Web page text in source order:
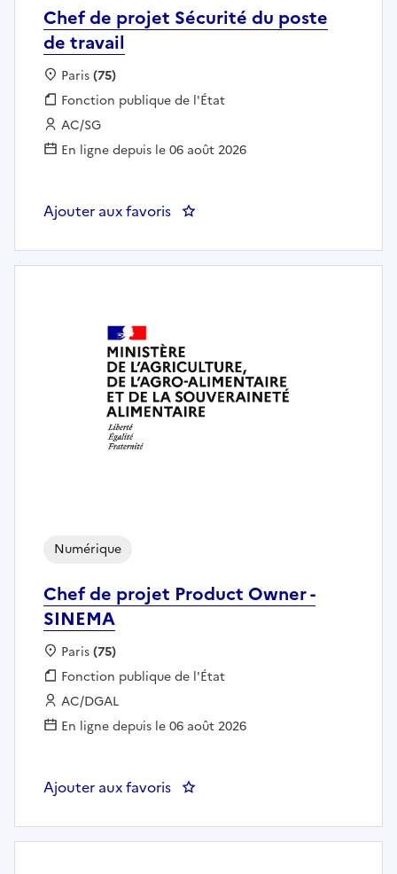
Chef de projet Sécurité du poste
de travail
Localisation :
Paris(75)
Fonction publique :
Fonction publique de l'État
Employeur :
AC/SG
En ligne depuis le 06 août 2026
Ajouter aux favoris : Chef de projet Sécurité du
Chef de projet Product Owner -
SINEMA
Numérique
Localisation :
Paris(75)
Fonction publique :
Fonction publique de l'État
Employeur :
AC/DGAL
En ligne depuis le 06 août 2026
Ajouter aux favoris : Chef de projet Product Owner